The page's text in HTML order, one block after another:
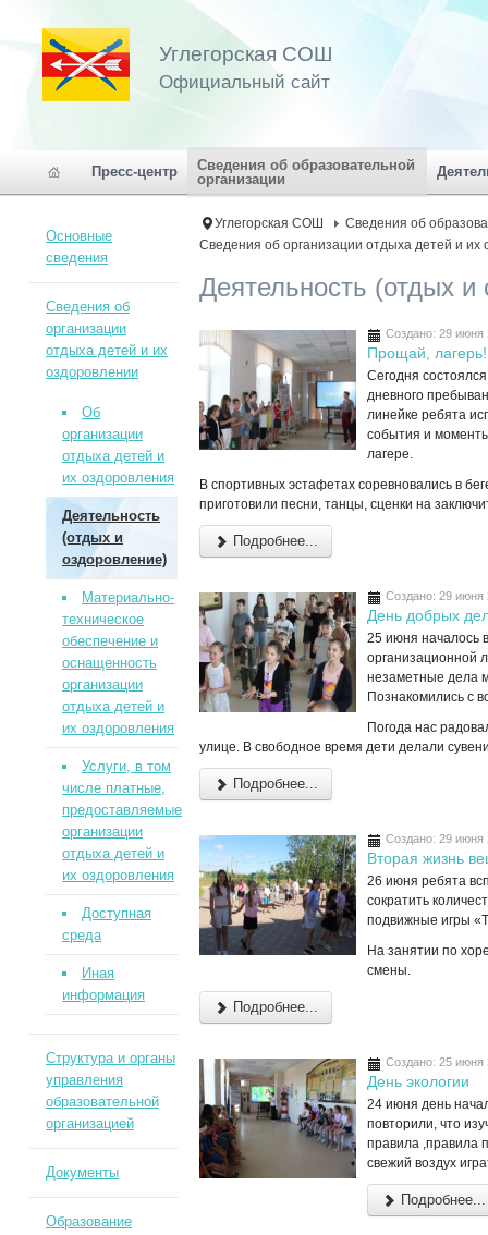
Углегорская СОШ
Официальный сайт
Пресс-центр
Сведения об образовательной
организации
Углегорская СОШ
Сведения об
Сведения об организации отдыха детей и их
Деятельность (отдых и
Создано: 29 июня
Прощай, лагерь!
Сегодня
дневного
линейке ребята
события и
лагере.
В спортивных эстафетах соревновались в
приготовили песни, танцы, сценки на
Подробнее...
Создано: 29 июня
День добрых
25 июня началось
организационной
незаметные дела
Познакомились с
Погода нас
улице. В свободное время дети делали
Подробнее...
Создано: 29 июня
Вторая жизнь
26 июня ребята
сократить
подвижные игры
На занятии по
смены.
Подробнее...
Создано: 25 июня
День экологии
24 июня день
повторили, что
правила ,правила
свежий воздух
Подробнее...
Основные
сведения
Сведения об
организации
отдыха детей и их
оздоровлении
Об
организации
отдыха детей и
их оздоровления
Деятельность
(отдых и
оздоровление)
Материально-
техническое
обеспечение и
оснащенность
организации
отдыха детей и
их оздоровления
Услуги, в том
числе платные,
предоставляемые
организации
отдыха детей и
их оздоровления
Доступная
среда
Иная
информация
Структура и органы
управления
образовательной
организацией
Документы
Образование